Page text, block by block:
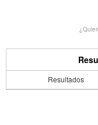
Resultados